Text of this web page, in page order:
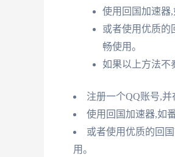
使用回国加速器
或者使用优质的
畅使用。
如果以上方法不
注册一个QQ账号,并
使用回国加速器,如
或者使用优质的回
用。